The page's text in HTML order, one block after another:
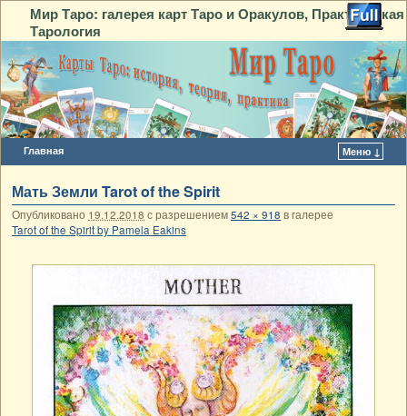
Мир Таро: галерея карт Таро и Оракулов, Практическая
Тарология
Главная Меню ↓
Мать Земли Tarot of the Spirit
Опубликовано 19.12.2018 с разрешением542 × 918 в галерее
Tarot of the Spirit by Pamela Eakins